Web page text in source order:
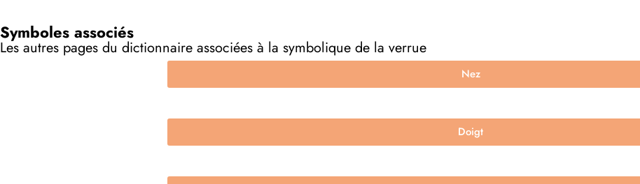
Symboles associés
Les autres pages du dictionnaire associées à la symbolique de la verrue
Nez
Doigt